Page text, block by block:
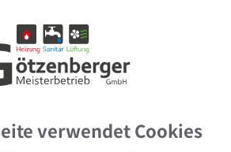
verwendet Cookies